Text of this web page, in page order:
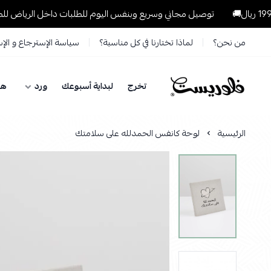
توصيل مجاني وسريع وبنفس اليوم للطلبات داخل الرياض للطلبات التي
من نحن؟ لماذا تختارنا في كل مناسبة؟ سياسة الإسترجاع و
فلوريست Florist تخرج لبداية أسبوعك ورد
الرئيسية لوحة كانفس الحمدلله على سلامتك